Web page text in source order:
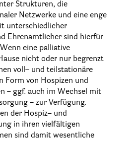
Strukturen, die
Netzwerke und eine enge
unterschiedlicher
Ehrenamtlicher sind hierfür
eine palliative
nicht oder nur begrenzt
voll– und teilstationäre
Form von Hospizen und
– ggf. auch im Wechsel mit
– zur Verfügung.
der Hospiz– und
in ihren vielfältigen
sind damit wesentliche